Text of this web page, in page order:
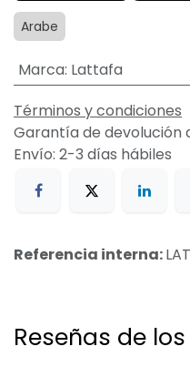
Arabe
Marca: Lattafa
Términos y condiciones
Garantía de devolución
Envío: 2-3 días hábiles
Referencia interna:
Reseñas de